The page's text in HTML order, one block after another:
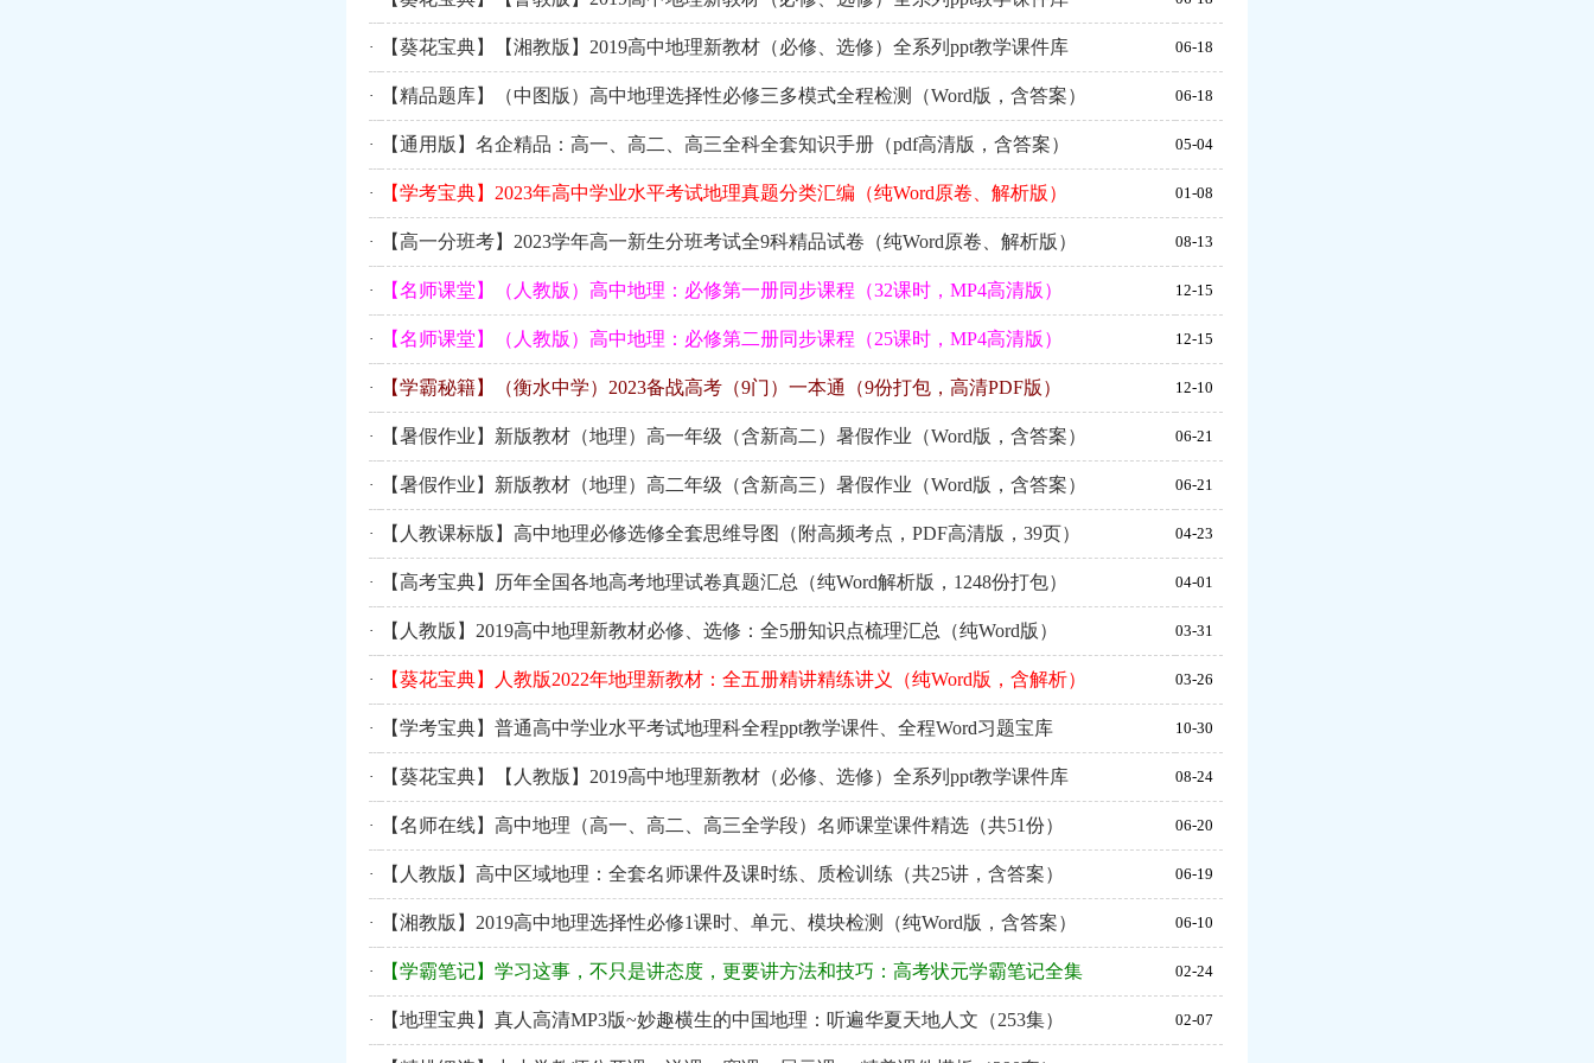
· 【葵花宝典】【湘教版】2019高中地理新教材（必修、选修）全系列ppt教学课件库 06-18
· 【精品题库】（中图版）高中地理选择性必修三多模式全程检测（Word版，含答案） 06-18
· 【通用版】名企精品：高一、高二、高三全科全套知识手册（pdf高清版，含答案） 05-04
· 【学考宝典】2023年高中学业水平考试地理真题分类汇编（纯Word原卷、解析版） 01-08
· 【高一分班考】2023学年高一新生分班考试全9科精品试卷（纯Word原卷、解析版） 08-13
· 【名师课堂】（人教版）高中地理：必修第一册同步课程（32课时，MP4高清版） 12-15
· 【名师课堂】（人教版）高中地理：必修第二册同步课程（25课时，MP4高清版） 12-15
· 【学霸秘籍】（衡水中学）2023备战高考（9门）一本通（9份打包，高清PDF版） 12-10
· 【暑假作业】新版教材（地理）高一年级（含新高二）暑假作业（Word版，含答案） 06-21
· 【暑假作业】新版教材（地理）高二年级（含新高三）暑假作业（Word版，含答案） 06-21
· 【人教课标版】高中地理必修选修全套思维导图（附高频考点，PDF高清版，39页） 04-23
· 【高考宝典】历年全国各地高考地理试卷真题汇总（纯Word解析版，1248份打包） 04-01
· 【人教版】2019高中地理新教材必修、选修：全5册知识点梳理汇总（纯Word版） 03-31
· 【葵花宝典】人教版2022年地理新教材：全五册精讲精练讲义（纯Word版，含解析） 03-26
· 【学考宝典】普通高中学业水平考试地理科全程ppt教学课件、全程Word习题宝库 10-30
· 【葵花宝典】【人教版】2019高中地理新教材（必修、选修）全系列ppt教学课件库 08-24
· 【名师在线】高中地理（高一、高二、高三全学段）名师课堂课件精选（共51份） 06-20
· 【人教版】高中区域地理：全套名师课件及课时练、质检训练（共25讲，含答案） 06-19
· 【湘教版】2019高中地理选择性必修1课时、单元、模块检测（纯Word版，含答案） 06-10
· 【学霸笔记】学习这事，不只是讲态度，更要讲方法和技巧：高考状元学霸笔记全集 02-24
· 【地理宝典】真人高清MP3版~妙趣横生的中国地理：听遍华夏天地人文（253集） 02-07